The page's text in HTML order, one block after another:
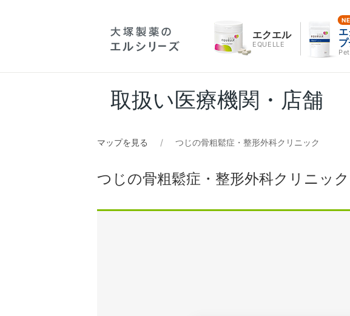
エクエル
EQUELLE
取扱い医療機関・店舗
マップを見る つじの骨粗鬆症・整形外科クリニック
つじの骨粗鬆症・整形外科クリニック